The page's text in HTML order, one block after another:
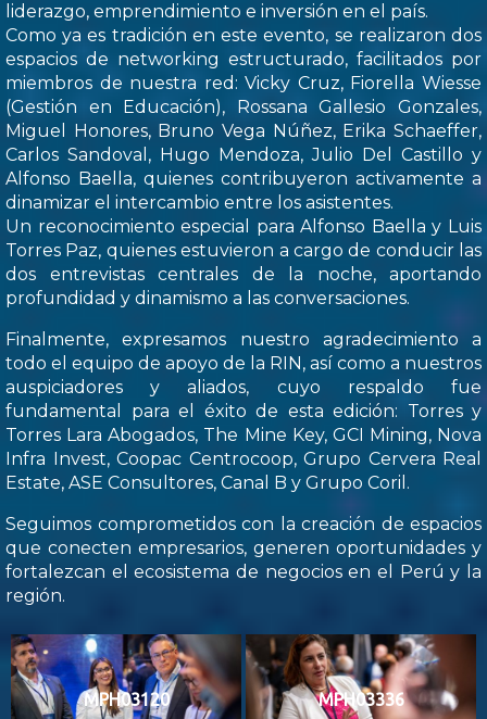
liderazgo, emprendimiento e inversión en el país.
Como ya es tradición en este evento, se realizaron dos
espacios de networking estructurado, facilitados por
miembros de nuestra red: Vicky Cruz, Fiorella Wiesse
(Gestión en Educación), Rossana Gallesio Gonzales,
Miguel Honores, Bruno Vega Núñez, Erika Schaeffer,
Carlos Sandoval, Hugo Mendoza, Julio Del Castillo y
Alfonso Baella, quienes contribuyeron activamente a
dinamizar el intercambio entre los asistentes.
Un reconocimiento especial para Alfonso Baella y Luis
Torres Paz, quienes estuvieron a cargo de conducir las
dos entrevistas centrales de la noche, aportando
profundidad y dinamismo a las conversaciones.
Finalmente, expresamos nuestro agradecimiento a
todo el equipo de apoyo de la RIN, así como a nuestros
auspiciadores y aliados, cuyo respaldo fue
fundamental para el éxito de esta edición: Torres y
Torres Lara Abogados, The Mine Key, GCI Mining, Nova
Infra Invest, Coopac Centrocoop, Grupo Cervera Real
Estate, ASE Consultores, Canal B y Grupo Coril.
Seguimos comprometidos con la creación de espacios
que conecten empresarios, generen oportunidades y
fortalezcan el ecosistema de negocios en el Perú y la
región.
MPH03120 MPH03336